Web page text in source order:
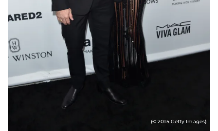
(© 2015 Getty Images)